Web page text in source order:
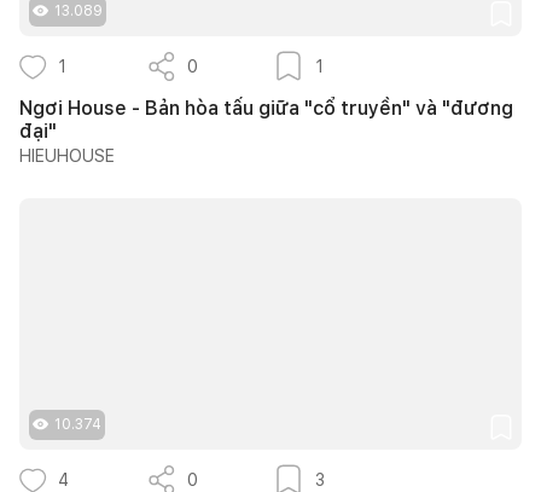
13.089
1 0 1
Ngơi House - Bản hòa tấu giữa "cổ truyền" và "đương
đại"
HIEUHOUSE
10.374
4 0 3